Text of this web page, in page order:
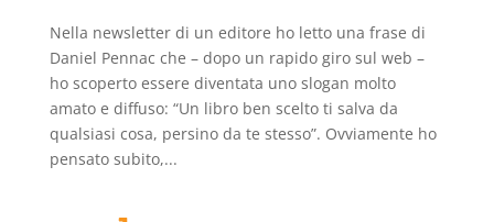
Nella newsletter di un editore ho letto una frase di
Daniel Pennac che – dopo un rapido giro sul web –
ho scoperto essere diventata uno slogan molto
amato e diffuso: “Un libro ben scelto ti salva da
qualsiasi cosa, persino da te stesso”. Ovviamente ho
pensato subito,...